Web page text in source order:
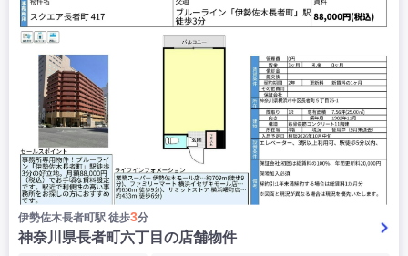
伊勢佐木長者町駅 徒歩3分
神奈川県長者町六丁目の店舗物件